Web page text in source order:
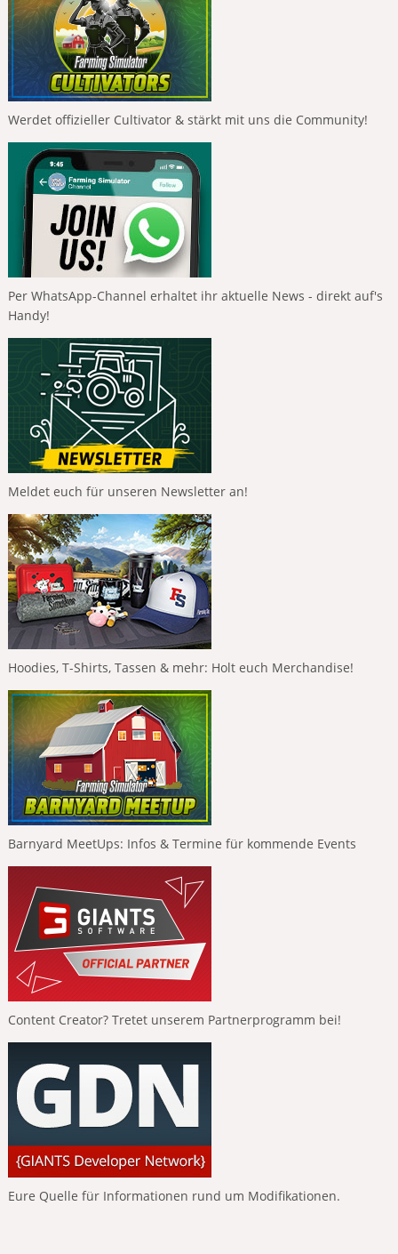
Werdet offizieller Cultivator & stärkt mit uns die Community!
Per WhatsApp-Channel erhaltet ihr aktuelle News - direkt auf's
Handy!
Meldet euch für unseren Newsletter an!
Hoodies, T-Shirts, Tassen & mehr: Holt euch Merchandise!
Barnyard MeetUps: Infos & Termine für kommende Events
Content Creator? Tretet unserem Partnerprogramm bei!
Eure Quelle für Informationen rund um Modifikationen.